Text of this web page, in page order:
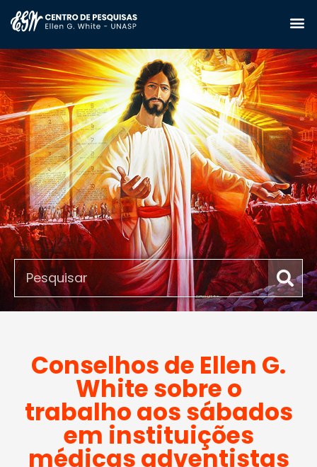
Conselhos de Ellen G.
White sobre o
trabalho aos sábados
em instituições
médicas adventistas